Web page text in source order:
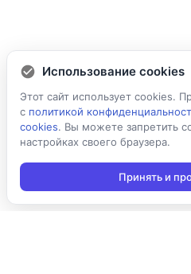
Использование cookies
Этот сайт использует cookies.
с политикой
cookies. Вы можете запретить
настройках своего браузера.
Принять и